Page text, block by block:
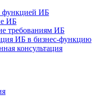
функцией ИБ
ИБ
требованиям ИБ
ИБ в бизнес-функцию
консультация